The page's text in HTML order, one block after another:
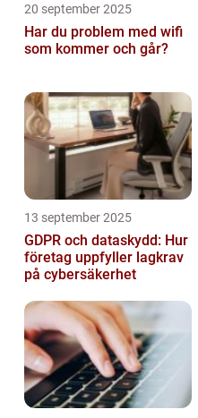
20 september 2025
Har du problem med wifi
som kommer och går?
13 september 2025
GDPR och dataskydd: Hur
företag uppfyller lagkrav
på cybersäkerhet